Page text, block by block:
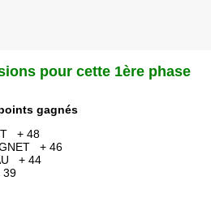
pour cette 1ère phase
gagnés
+ 48
+ 46
+ 44
39